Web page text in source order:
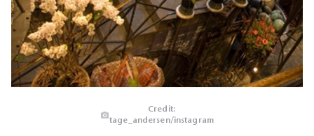
Credit:
tage_andersen/instagram